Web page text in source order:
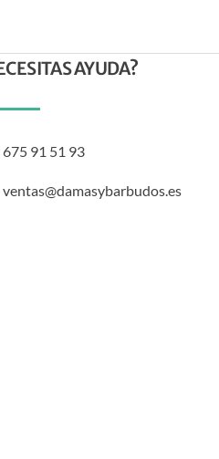
AYUDA?
675 91 51 93
ventas@damasybarbudos.es